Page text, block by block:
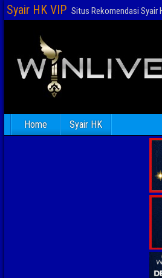
Syair HK VIP Situs Rekomendasi Syair
Home Syair HK